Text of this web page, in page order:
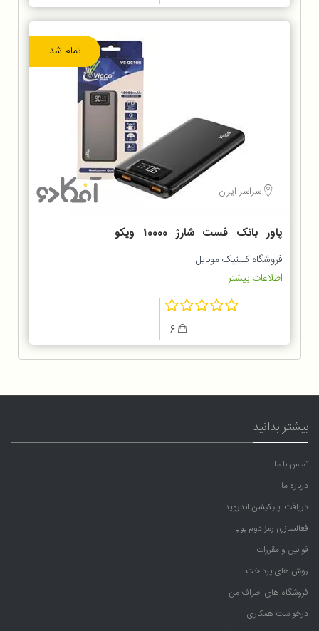
تمام شد
سراسر ایران
پاور بانک فست شارژ 10000 ویکو
Vicco VC-QC10B
فروشگاه کلینیک موبایل
اطلاعات بیشتر...
بیشتر بدانید
تماس با ما
درباره ما
دریافت اپلیکیشن اندروید
فعالسازی رمز دوم پویا
قوانین و مقررات
روش های پرداخت
فروشگاه های اطراف من
درخواست همکاری